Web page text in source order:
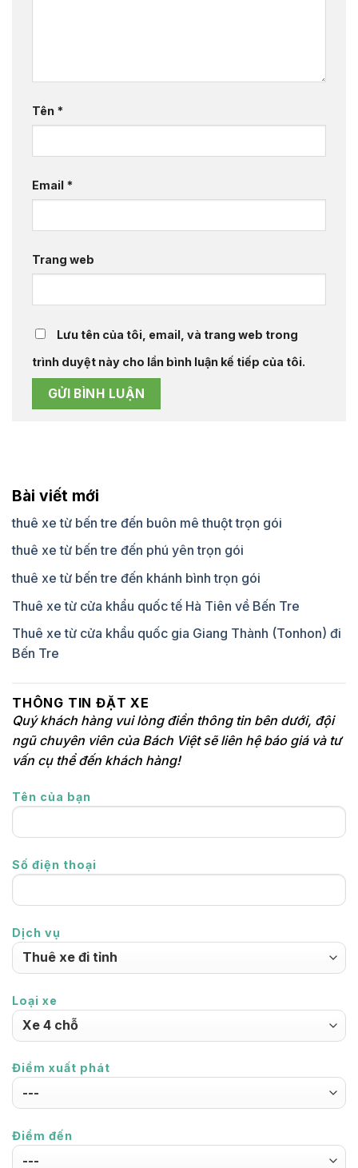
Tên *
Email *
Trang web
Lưu tên của tôi, email, và trang web trong
trình duyệt này cho lần bình luận kế tiếp của tôi.
Bài viết mới
thuê xe từ bến tre đến buôn mê thuột trọn gói
thuê xe từ bến tre đến phú yên trọn gói
thuê xe từ bến tre đến khánh bình trọn gói
Thuê xe từ cửa khẩu quốc tế Hà Tiên về Bến Tre
Thuê xe từ cửa khẩu quốc gia Giang Thành (Tonhon) đi
Bến Tre
THÔNG TIN ĐẶT XE
Quý khách hàng vui lòng điền thông tin bên dưới, đội
ngũ chuyên viên của Bách Việt sẽ liên hệ báo giá và tư
vấn cụ thể đến khách hàng!
Tên của bạn
Số điện thoại
Dịch vụ
Loại xe
Điểm xuất phát
Điểm đến